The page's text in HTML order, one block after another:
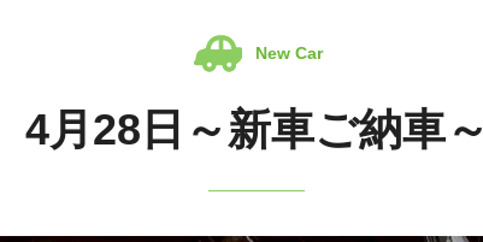
New Car
4月28日～新車ご納車～